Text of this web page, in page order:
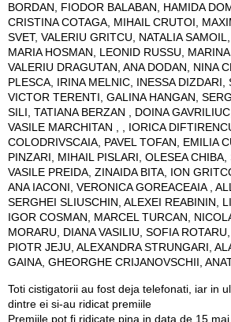
BORDAN, FIODOR BALABAN, HAMIDA
CRISTINA COTAGA, MIHAIL CRUTOI,
SVET, VALERIU GRITCU, NATALIA
MARIA HOSMAN, LEONID RUSSU,
VALERIU DRAGUTAN, ANA DODAN, NINA
PLESCA, IRINA MELNIC, INESSA DIZDARI,
VICTOR TERENTI, GALINA HANGAN,
SILI, TATIANA BERZAN , DOINA
VASILE MARCHITAN , , IORICA
COLODRIVSCAIA, PAVEL TOFAN, EMILIA
PINZARI, MIHAIL PISLARI, OLESEA CHIBA,
VASILE PREIDA, ZINAIDA BITA, ION
ANA IACONI, VERONICA GOREACEAIA ,
SERGHEI SLIUSCHIN, ALEXEI REABININ,
IGOR COSMAN, MARCEL TURCAN,
MORARU, DIANA VASILIU, SOFIA
PIOTR JEJU, ALEXANDRA STRUNGARI,
GAINA, GHEORGHE CRIJANOVSCHII,
Toti cistigatorii au fost deja telefonati, iar in
dintre ei si-au ridicat premiile
Premiile pot fi ridicate pina in data de 15 mai